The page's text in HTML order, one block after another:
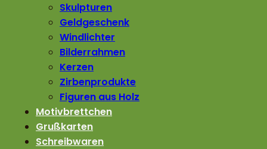
Skulpturen
Geldgeschenk
Windlichter
Bilderrahmen
Kerzen
Zirbenprodukte
Figuren aus Holz
Motivbrettchen
Grußkarten
Schreibwaren